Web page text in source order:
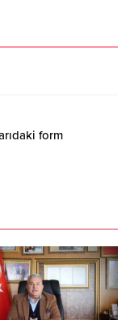
form